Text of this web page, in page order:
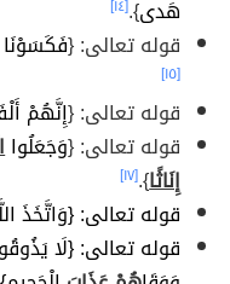
هَدى}.[١٤]
قوله تعالى: {
[١٥]
قوله تعالى: {إِنَّهُمْ
قوله تعالى: {وَجَعَلُوا
إِنَاثًا}.[١٧]
قوله تعالى: {وَاتَّخَذَ
قوله تعالى: {لَا